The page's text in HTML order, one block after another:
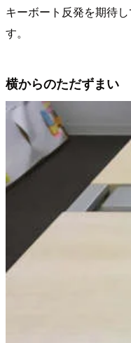
キーボート反発を期待
す。
横からのただずまい